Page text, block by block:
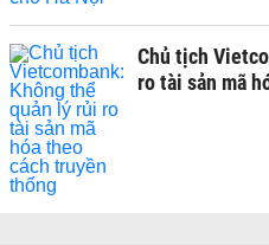
Chủ tịch
ro tài sản mã